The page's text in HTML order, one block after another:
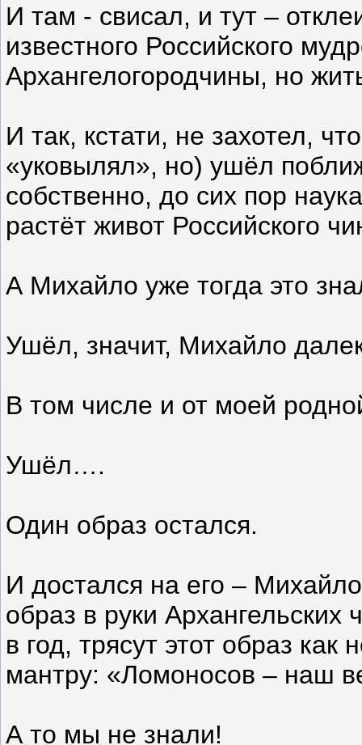
И там - свисал, и тут –
известного Российского
Архангелогородчины, но
И так, кстати, не захотел,
«уковылял», но) ушёл
собственно, до сих пор
растёт живот Российского
А Михайло уже тогда это
Ушёл, значит, Михайло
В том числе и от моей
Ушёл….
Один образ остался.
И достался на его –
образ в руки
в год, трясут этот образ
мантру: «Ломоносов – наш
А то мы не знали!